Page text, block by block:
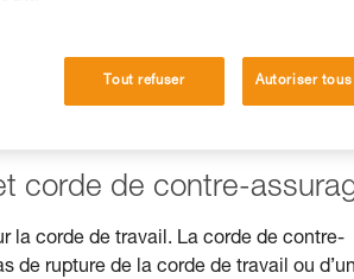
Il peut en exister d’autres que
corde de contre-
la corde de travail. La corde de contre-
de rupture de la corde de travail ou
Tout refuser Autoriser